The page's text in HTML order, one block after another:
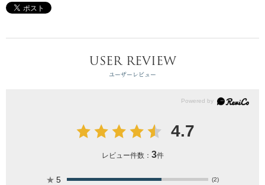
USER REVIEW
ユーザーレビュー
4.7
レビュー件数： 3件
★ 5 (2)